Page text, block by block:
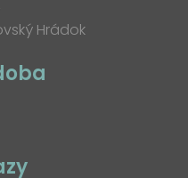
Hrádok